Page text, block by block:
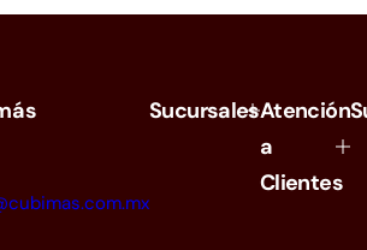
SucursalesAtención
a
Clientes